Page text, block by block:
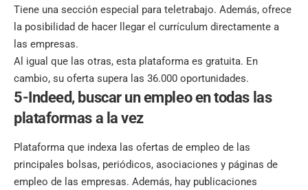
Tiene una sección especial para teletrabajo. Además, ofrece
la posibilidad de hacer llegar el currículum directamente a
las empresas.
Al igual que las otras, esta plataforma es gratuita. En
cambio, su oferta supera las 36.000 oportunidades.
5-Indeed, buscar un empleo en todas las
plataformas a la vez
Plataforma que indexa las ofertas de empleo de las
principales bolsas, periódicos, asociaciones y páginas de
empleo de las empresas. Además, hay publicaciones